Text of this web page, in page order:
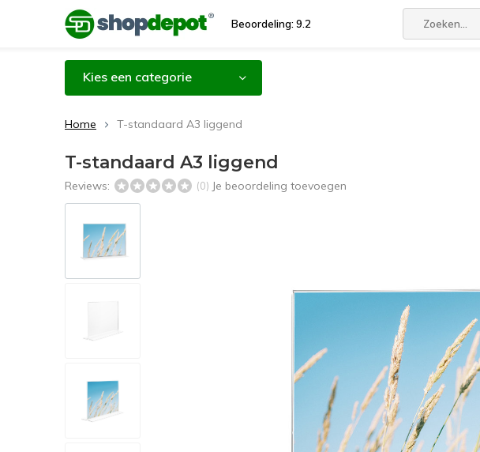
Beoordeling: 9.2
Kies een categorie
Home T-standaard A3 liggend
T-standaard A3 liggend
Reviews: (0) Je beoordeling toevoegen